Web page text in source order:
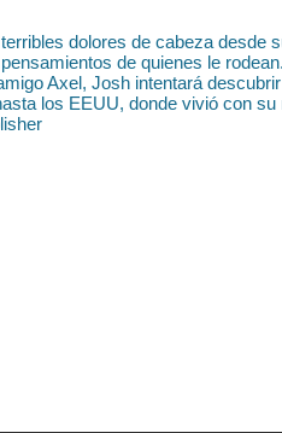
dolores de cabeza desde
de quienes le
Axel, Josh intentará
los EEUU, donde vivió con